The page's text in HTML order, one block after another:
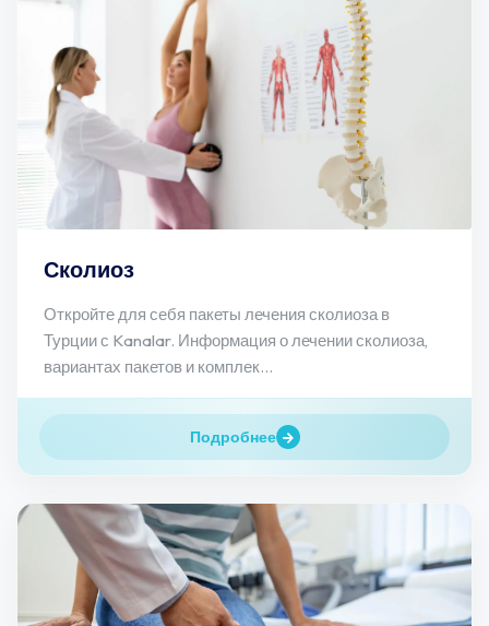
Сколиоз
Откройте для себя пакеты лечения сколиоза в
Турции с Kanalar. Информация о лечении сколиоза,
вариантах пакетов и комплек...
Подробнее